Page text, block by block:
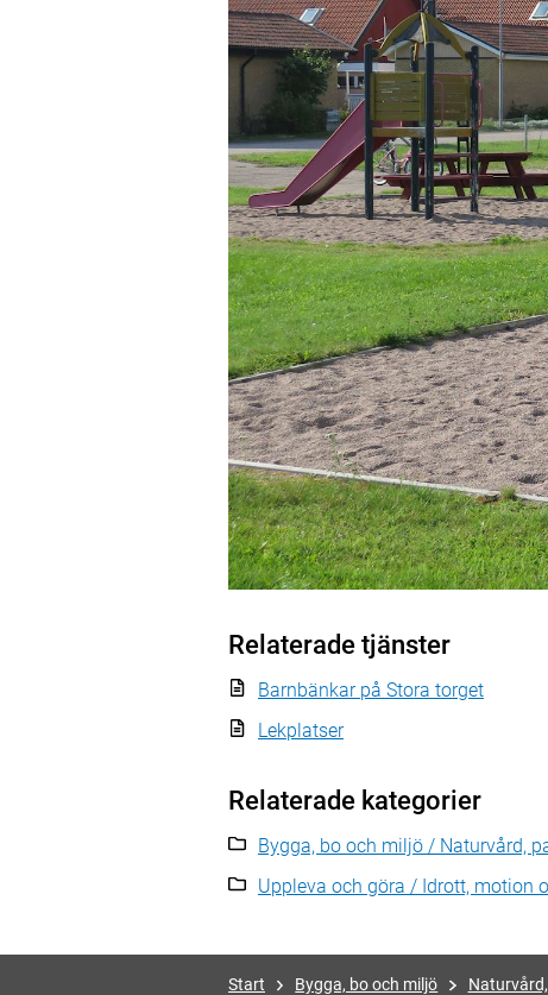
Relaterade tjänster
Barnbänkar på Stora torget
Lekplatser
Relaterade kategorier
Bygga, bo och miljö / Naturvård,
Uppleva och göra / Idrott, motion
Start Bygga, bo och miljö